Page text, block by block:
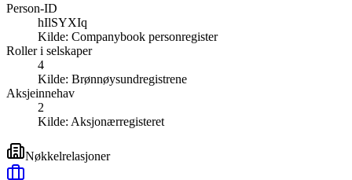
Person-ID
hIlSYXIq
Kilde: Companybook personregister
Roller i selskaper
4
Kilde: Brønnøysundregistrene
Aksjeinnehav
2
Kilde: Aksjonærregisteret
Nøkkelrelasjoner